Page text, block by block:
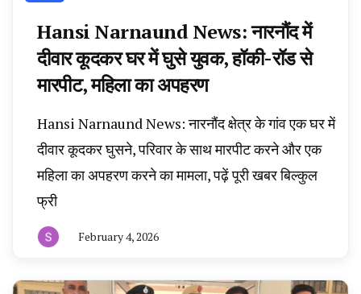
Hansi Narnaund News: नारनौंद में
दीवार कूदकर घर में घुसे युवक, हॉकी-रॉड से
मारपीट, महिला का अपहरण
Hansi Narnaund News: नारनौंद क्षेत्र के गांव एक घर में
दीवार कूदकर घुसने, परिवार के साथ मारपीट करने और एक
महिला का अपहरण करने का मामला, पढ़ें पूरी खबर बिल्कुल
फ्री
February 4, 2026